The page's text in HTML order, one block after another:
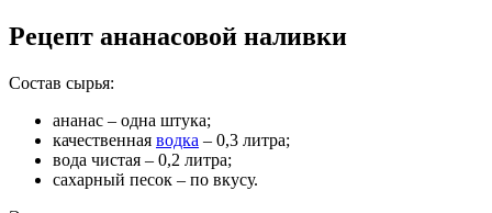
Рецепт ананасовой наливки
Состав сырья:
ананас – одна штука;
качественная водка – 0,3 литра;
вода чистая – 0,2 литра;
сахарный песок – по вкусу.